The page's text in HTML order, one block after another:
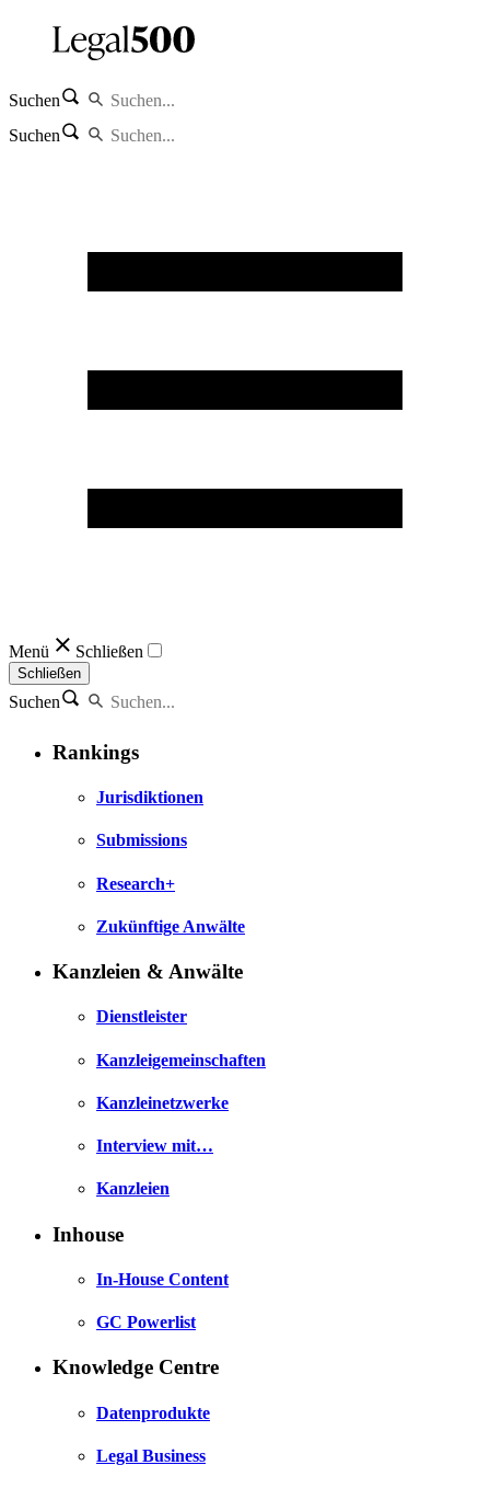
Suchen
Suchen
Menü Schließen
Schließen
Suchen
Rankings
Jurisdiktionen
Submissions
Research+
Zukünftige Anwälte
Kanzleien & Anwälte
Dienstleister
Kanzleigemeinschaften
Kanzleinetzwerke
Interview mit…
Kanzleien
Inhouse
In-House Content
GC Powerlist
Knowledge Centre
Datenprodukte
Legal Business